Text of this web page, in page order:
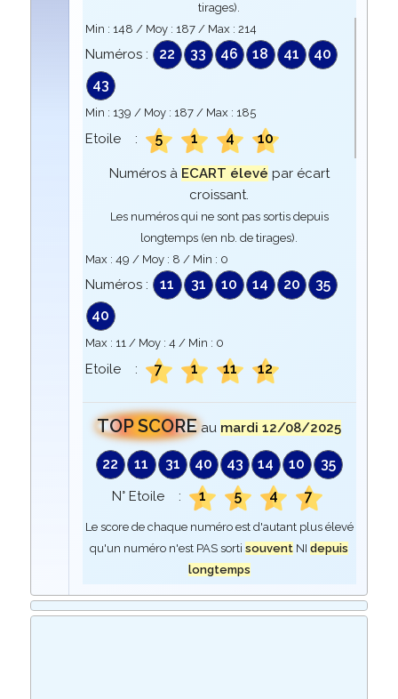
tirages).
Min : 148 / Moy : 187/ Max : 214
Numéros : 22 33 46 18 41
40
43
Min : 139 / Moy : 187/ Max : 185
Etoile : 5 1 4 10
Numéros à ECART élevé par écart
croissant.
Les numéros qui ne sont pas sortis depuis
longtemps (en nb. de tirages).
Max : 49 / Moy : 8 / Min : 0
Numéros : 11 31 10 14 20
35
40
Max : 11/ Moy : 4 / Min : 0
Etoile : 7 1 11 12
TOP SCOREau mardi 12/08/2025
22 11 31 40 43 14 10 35
N° Etoile : 1 5 4 7
Le score de chaque numéro est d'autant plus élevé
qu'un numéro n'est PAS sortisouvent NIdepuis
longtemps